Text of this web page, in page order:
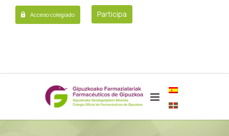
Acceso colegiado Participa